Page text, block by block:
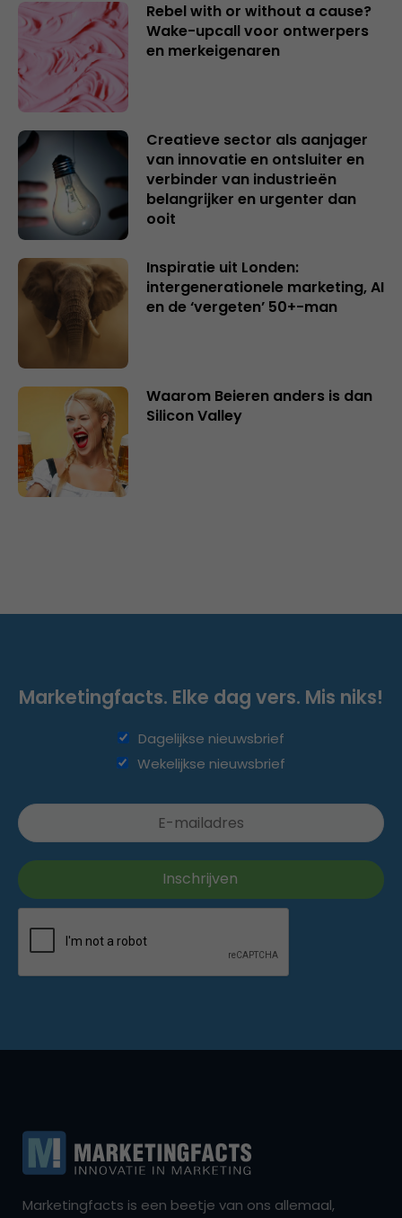
Rebel with or without a cause?
Wake-upcall voor ontwerpers
en merkeigenaren
Creatieve sector als aanjager
van innovatie en ontsluiter en
verbinder van industrieën
belangrijker en urgenter dan
ooit
Inspiratie uit Londen:
intergenerationele marketing, AI
en de ‘vergeten’ 50+-man
Waarom Beieren anders is dan
Silicon Valley
Marketingfacts. Elke dag vers. Mis niks!
Dagelijkse nieuwsbrief
Wekelijkse nieuwsbrief
Marketingfacts is een beetje van ons allemaal,